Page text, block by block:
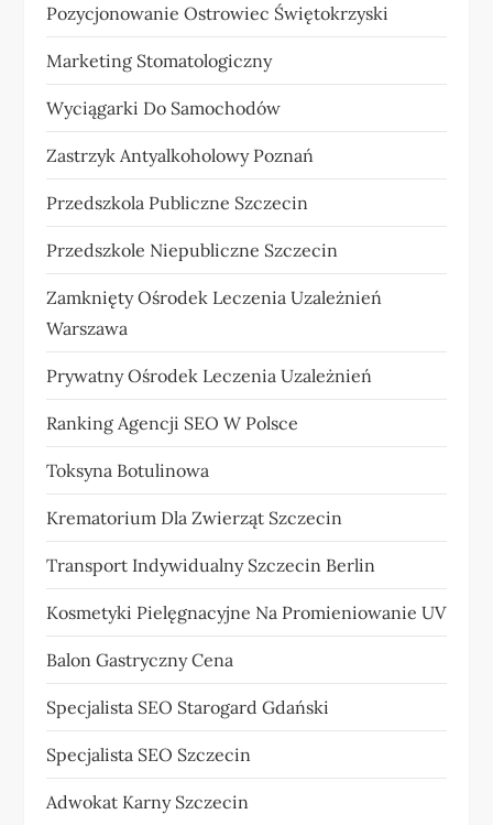
Pozycjonowanie Ostrowiec Świętokrzyski
Marketing Stomatologiczny
Wyciągarki Do Samochodów
Zastrzyk Antyalkoholowy Poznań
Przedszkola Publiczne Szczecin
Przedszkole Niepubliczne Szczecin
Zamknięty Ośrodek Leczenia Uzależnień
Warszawa
Prywatny Ośrodek Leczenia Uzależnień
Ranking Agencji SEO W Polsce
Toksyna Botulinowa
Krematorium Dla Zwierząt Szczecin
Transport Indywidualny Szczecin Berlin
Kosmetyki Pielęgnacyjne Na Promieniowanie UV
Balon Gastryczny Cena
Specjalista SEO Starogard Gdański
Specjalista SEO Szczecin
Adwokat Karny Szczecin